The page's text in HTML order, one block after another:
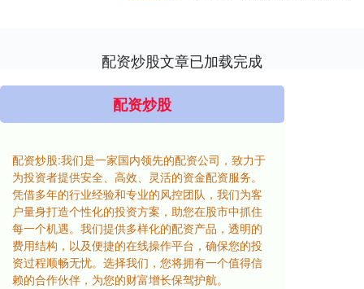
配资炒股文章已加载完成
配资炒股
配资炒股:我们是一家国内领先的配资公司，致力于
为投资者提供安全、高效、灵活的资金配资服务。
凭借多年的行业经验和专业的风控团队，我们为客
户量身打造个性化的投资方案，助您在股市中抓住
每一个机遇。我们提供多样化的配资产品，透明的
费用结构，以及便捷的在线操作平台，确保您的投
资过程顺畅无忧。选择我们，您将拥有一个值得信
赖的合作伙伴，为您的财富增长保驾护航。